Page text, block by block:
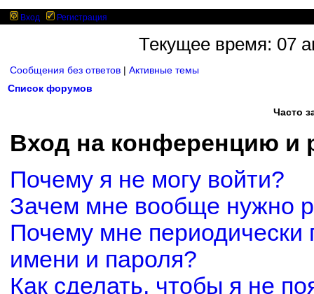
Вход Регистрация
Текущее время: 07
Сообщения без ответов | Активные темы
Список форумов
Часто
Вход на конференцию и
Почему я не могу войти?
Зачем мне вообще нужно
Почему мне периодически
имени и пароля?
Как сделать, чтобы я не